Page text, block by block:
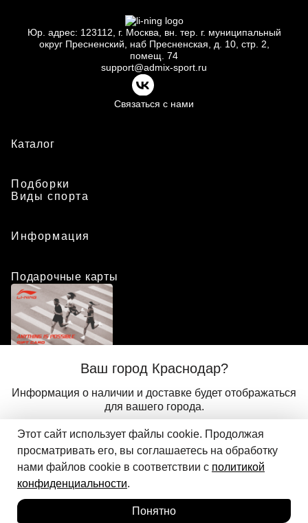
Ваш город Краснодар?
Информация о наличии и доставке будет отображаться
для вашего города.
Корзина
Добавить в корзину
Юр. адрес: 123112, г. Москва, вн. тер. г. муниципальный
округ Пресненский, наб Пресненская, д.
10, стр. 2,
помещ. 74
support@admix-sport.ru
Связаться с нами
Каталог
Подборки
Виды спорта
Информация
Подарочные карты
Положение о программе лояльности
© 2024 ООО «АДМИКС СПОРТ», официальный дистрибьютор
Li-Ning в России
Этот сайт использует файлы cookie. Продолжая
просматривать его, вы соглашаетесь на обработку
нами файлов cookie в соответствии с политикой
конфиденциальности.
Понятно